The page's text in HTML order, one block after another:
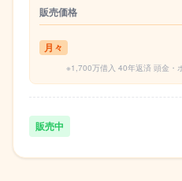
販売価格
月々
※1,700万借入 40年返済 頭金・
販売中